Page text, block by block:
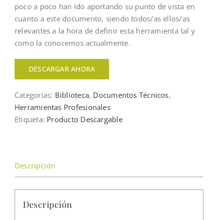
poco a poco han ido aportando su punto de vista en
cuanto a este documento, siendo todos/as ellos/as
relevantes a la hora de definir esta herramienta tal y
como la conocemos actualmente.
DESCARGAR AHORA
Categorías: Biblioteca, Documentos Técnicos,
Herramientas Profesionales
Etiqueta: Producto Descargable
Descripción
Descripción